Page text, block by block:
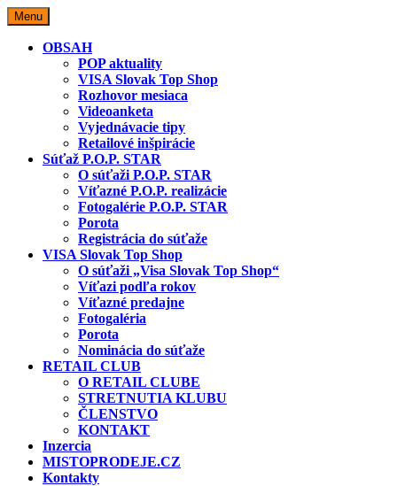
Skip
to
content
Menu
OBSAH
POP aktuality
VISA Slovak Top Shop
Rozhovor mesiaca
Videoanketa
Vyjednávacie tipy
Retailové inšpirácie
Súťaž P.O.P. STAR
O súťaži P.O.P. STAR
Víťazné P.O.P. realizácie
Fotogalérie P.O.P. STAR
Porota
Registrácia do súťaže
VISA Slovak Top Shop
O súťaži „Visa Slovak Top Shop“
Víťazi podľa rokov
Víťazné predajne
Fotogaléria
Porota
Nominácia do súťaže
RETAIL CLUB
O RETAIL CLUBE
STRETNUTIA KLUBU
ČLENSTVO
KONTAKT
Inzercia
MISTOPRODEJE.CZ
Kontakty